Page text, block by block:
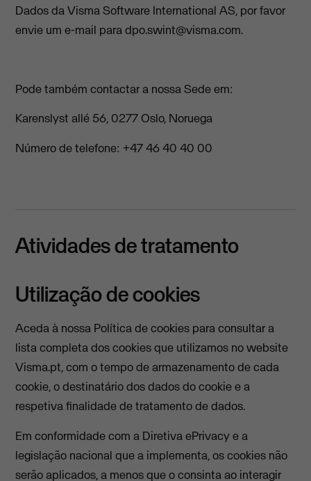
Dados da Visma Software International AS, por favor
envie um e-mail paradpo.swint@visma.com.
Pode também contactar a nossa Sede em:
Karenslyst allé 56, 0277 Oslo, Noruega
Número de telefone: +47 46 40 40 00
Atividades de tratamento
Utilização de cookies
Aceda à nossa Política de cookies para consultar a
lista completa dos cookies que utilizamos no website
Visma.pt, com o tempo de armazenamento de cada
cookie, o destinatário dos dados do cookie e a
respetiva finalidade de tratamento de dados.
Em conformidade com a Diretiva ePrivacy e a
legislação nacional que a implementa, os cookies não
serão aplicados, a menos que o consinta ao interagir